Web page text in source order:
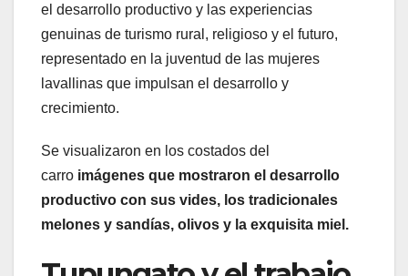
el desarrollo productivo y las experiencias
genuinas de turismo rural, religioso y el futuro,
representado en la juventud de las mujeres
lavallinas que impulsan el desarrollo y
crecimiento.
Se visualizaron en los costados del
carro imágenes que mostraron el desarrollo
productivo con sus vides, los tradicionales
melones y sandías, olivos y la exquisita miel.